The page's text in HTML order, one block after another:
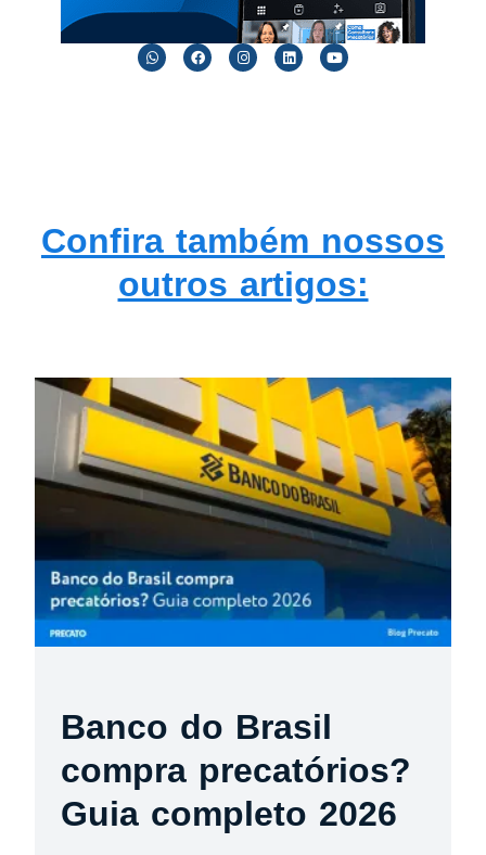
Confira também nossos
outros artigos:
Banco do Brasil
compra precatórios?
Guia completo 2026